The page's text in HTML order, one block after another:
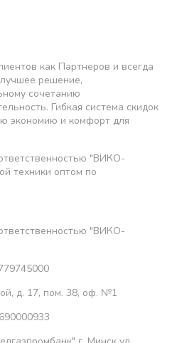
как Партнеров и всегда
решение,
сочетанию
Гибкая система скидок
экономию и комфорт для
"ВИКО-
техники оптом по
"ВИКО-
д. 17, пом. 38, оф. №1